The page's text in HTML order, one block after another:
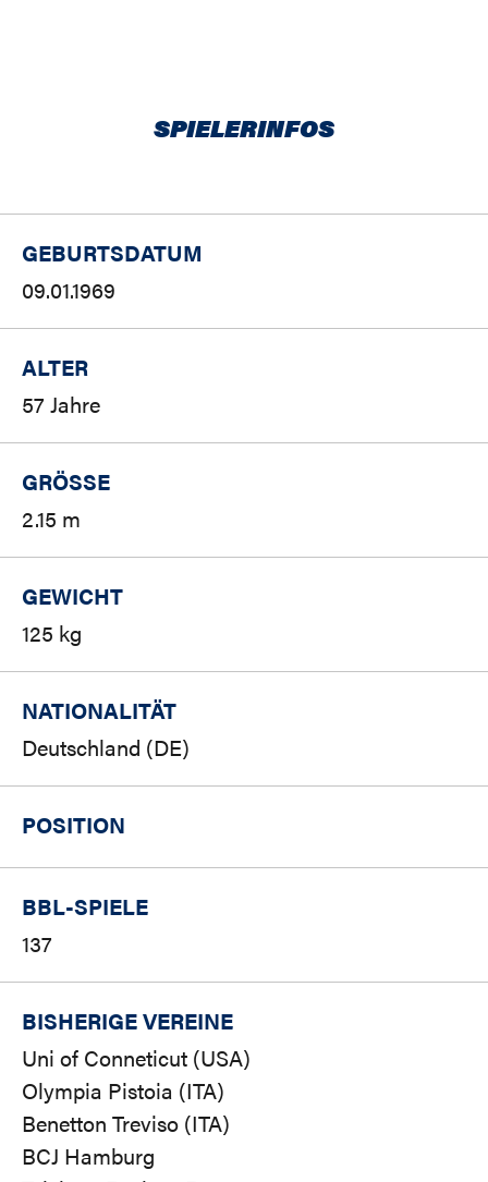
SPIELERINFOS
GEBURTSDATUM
09.01.1969
ALTER
57 Jahre
GRÖSSE
2.15 m
GEWICHT
125 kg
NATIONALITÄT
Deutschland (DE)
POSITION
BBL-SPIELE
137
BISHERIGE VEREINE
Uni of Conneticut (USA)
Olympia Pistoia (ITA)
Benetton Treviso (ITA)
BCJ Hamburg